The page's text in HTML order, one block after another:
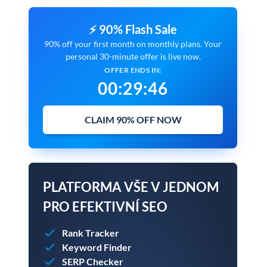
⚡ 90% Flash Sale
90% off your first month on monthly plans. Your
personal 30-minute offer is live now.
OFFER ENDS IN:
00:29:45
CLAIM 90% OFF NOW
PLATFORMA VŠE V JEDNOM
PRO EFEKTIVNÍ SEO
Rank Tracker
Keyword Finder
SERP Checker